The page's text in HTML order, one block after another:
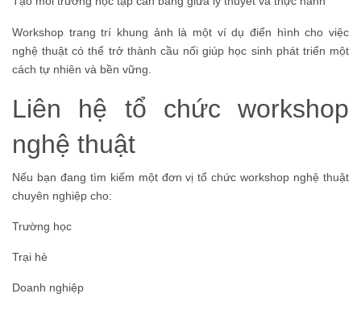
Workshop trang trí khung ảnh là một ví dụ điển hình cho việc
nghệ thuật có thể trở thành cầu nối giúp học sinh phát triển một
cách tự nhiên và bền vững.
Liên hệ tổ chức workshop
nghệ thuật
Nếu bạn đang tìm kiếm một đơn vị tổ chức workshop nghệ thuật
chuyên nghiệp cho:
Trường học
Trại hè
Doanh nghiệp